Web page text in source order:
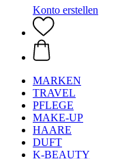
Konto erstellen
MARKEN
TRAVEL
PFLEGE
MAKE-UP
HAARE
DUFT
K-BEAUTY